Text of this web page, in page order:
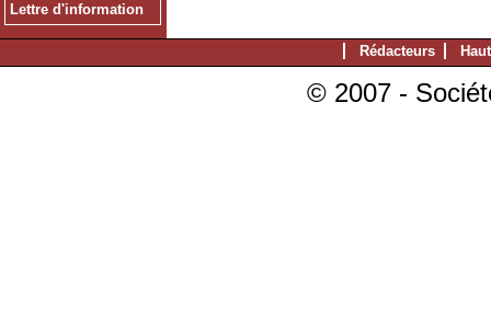
Lettre d'information
Rédacteurs
© 2007 -